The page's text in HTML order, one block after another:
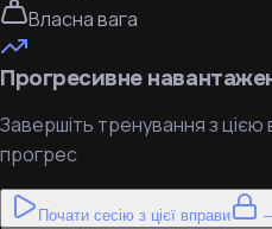
Власна вага
Прогресивне
Завершіть тренування з
прогрес
Почати сесію з цієї вправи